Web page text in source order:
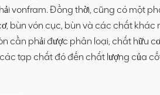
vonfram. Đồng thời, cũng có một
bùn vón cục, bùn và các chất khác
cần phải được phân loại, chất hữu
tạp chất đó đến chất lượng của